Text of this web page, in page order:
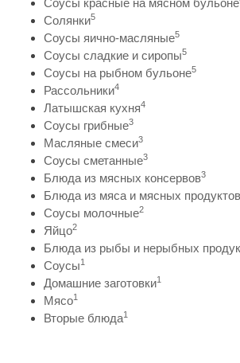
Соусы красные на мясном бульоне
Солянки5
Соусы яично-масляные5
Соусы сладкие и сиропы5
Соусы на рыбном бульоне5
Рассольники4
Латышская кухня4
Соусы грибные3
Масляные смеси3
Соусы сметанные3
Блюда из мясных консервов3
Блюда из мяса и мясных продуктов
Соусы молочные2
Яйцо2
Блюда из рыбы и нерыбных
Соусы1
Домашние заготовки1
Мясо1
Вторые блюда1